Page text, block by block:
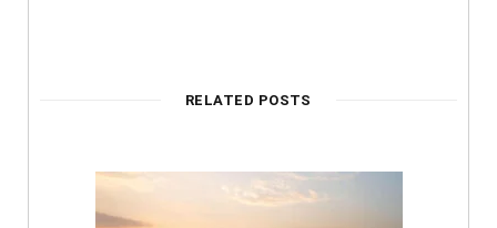
RELATED POSTS